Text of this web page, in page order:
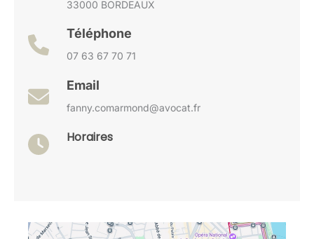
33000 BORDEAUX
Téléphone
07 63 67 70 71
Email
fanny.comarmond@avocat.fr
Horaires